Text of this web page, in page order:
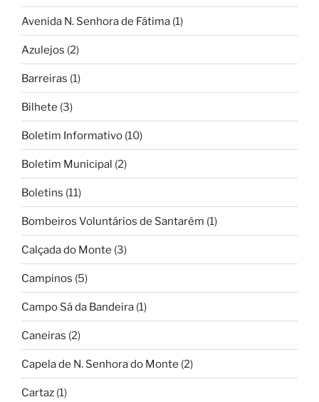
Avenida N. Senhora de Fátima (1)
Azulejos (2)
Barreiras (1)
Bilhete (3)
Boletim Informativo (10)
Boletim Municipal (2)
Boletins (11)
Bombeiros Voluntários de Santarém (1)
Calçada do Monte (3)
Campinos (5)
Campo Sá da Bandeira (1)
Caneiras (2)
Capela de N. Senhora do Monte (2)
Cartaz (1)